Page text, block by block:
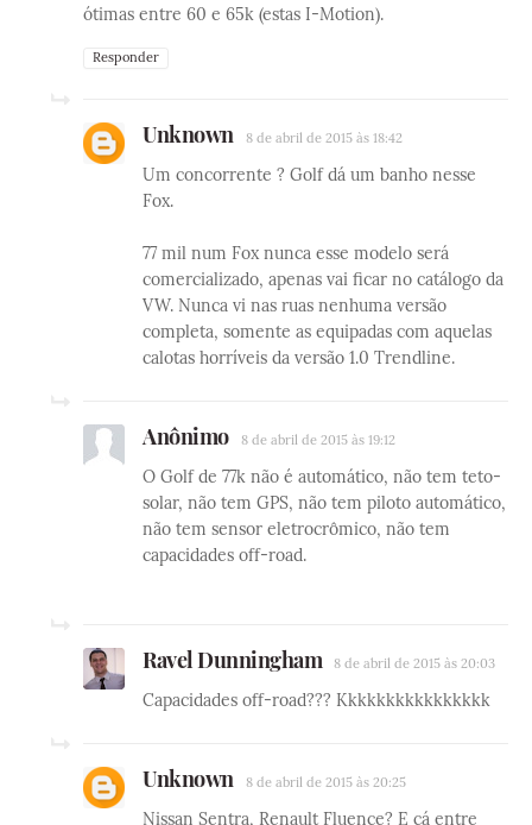
ótimas entre 60 e 65k (estas I-Motion).
Responder
Unknown 8 de abril de 2015 às 18:42
Um concorrente ? Golf dá um banho nesse
Fox.
77 mil num Fox nunca esse modelo será
comercializado, apenas vai ficar no catálogo da
VW. Nunca vi nas ruas nenhuma versão
completa, somente as equipadas com aquelas
calotas horríveis da versão 1.0 Trendline.
Anônimo 8 de abril de 2015 às 19:12
O Golf de 77k não é automático, não tem teto-
solar, não tem GPS, não tem piloto automático,
não tem sensor eletrocrômico, não tem
capacidades off-road.
Ravel Dunningham 8 de abril de 2015 às 20:03
Capacidades off-road??? Kkkkkkkkkkkkkkkk
Unknown 8 de abril de 2015 às 20:25
Nissan Sentra, Renault Fluence? E cá entre